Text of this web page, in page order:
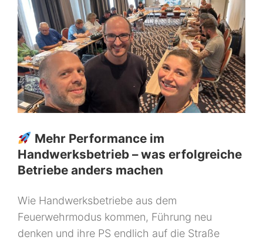
Mehr Performance im
Handwerksbetrieb – was erfolgreiche
Betriebe anders machen
Wie Handwerksbetriebe aus dem
Feuerwehrmodus kommen, Führung neu
denken und ihre PS endlich auf die Straße